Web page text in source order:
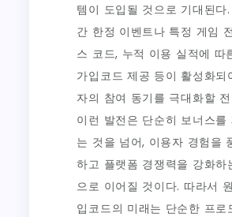
템이 도입될 것으로 기대된다
간 한정 이벤트나 특정 게임
스 코드, 누적 이용 실적에 따
가입코드 제공 등이 활성화되
자의 참여 동기를 극대화할
이런 발전은 단순히 보너스를
는 것을 넘어, 이용자 경험을
하고 플랫폼 경쟁력을 강화하
으로 이어질 것이다. 따라서
입코드의 미래는 단순한 프로